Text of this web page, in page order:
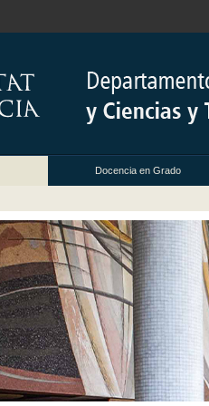
Docencia en Grado